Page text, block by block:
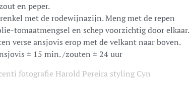
en peper.
met de rodewijnazijn. Meng met de repen
tomaatmengsel en schep voorzichtig door elkaar.
verse ansjovis erop met de velkant naar boven.
± 15 min. /zouten ± 24 uur
fotografie Harold Pereira styling Cyn